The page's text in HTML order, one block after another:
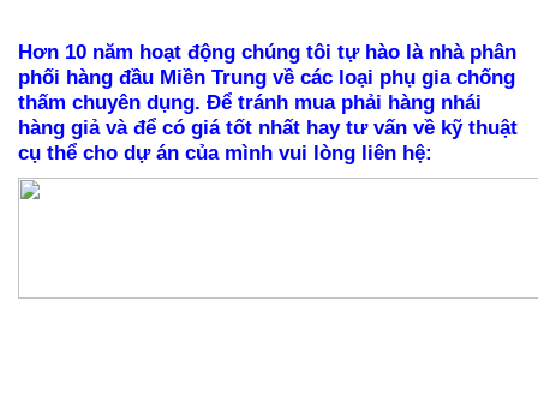
Hơn 10 năm hoạt động chúng tôi tự hào là nhà phân
phối hàng đầu Miền Trung về các loại phụ giachống
thấm chuyên dụng. Để tránh mua phải hàng nhái
hàng giả và để có giá tốt nhất hay tư vấn về kỹ thuật
cụ thể cho dự án của mình vui lòng liên hệ: